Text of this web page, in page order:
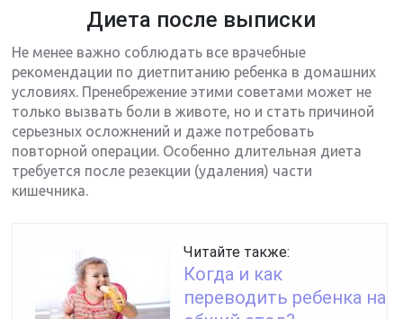
Диета после выписки
Не менее важно соблюдать все врачебные
рекомендации по диетпитанию ребенка в домашних
условиях. Пренебрежение этими советами может не
только вызвать боли в животе, но и стать причиной
серьезных осложнений и даже потребовать
повторной операции. Особенно длительная диета
требуется после резекции (удаления) части
кишечника.
Читайте также:
Когда и как
переводить ребенка на